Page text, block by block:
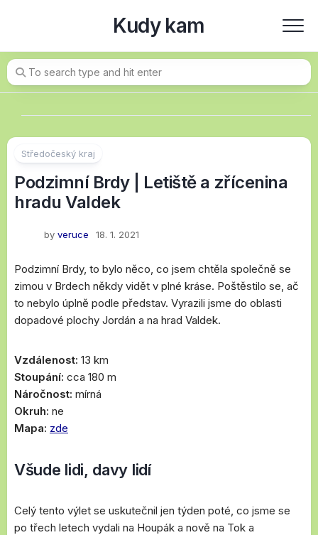
Kudy kam
Středočeský kraj
Podzimní Brdy | Letiště a zřícenina
hradu Valdek
by veruce 18. 1. 2021
Podzimní Brdy, to bylo něco, co jsem chtěla společně se
zimou v Brdech někdy vidět v plné kráse. Poštěstilo se, ač
to nebylo úplně podle představ. Vyrazili jsme do oblasti
dopadové plochy Jordán a na hrad Valdek.
Vzdálenost: 13 km
Stoupání: cca 180 m
Náročnost: mírná
Okruh: ne
Mapa: zde
Všude lidi, davy lidí
Celý tento výlet se uskutečnil jen týden poté, co jsme se
po třech letech vydali na Houpák a nově na Tok a